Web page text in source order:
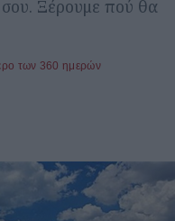
σου. Ξέρουμε πού θα
των 360 ημερών